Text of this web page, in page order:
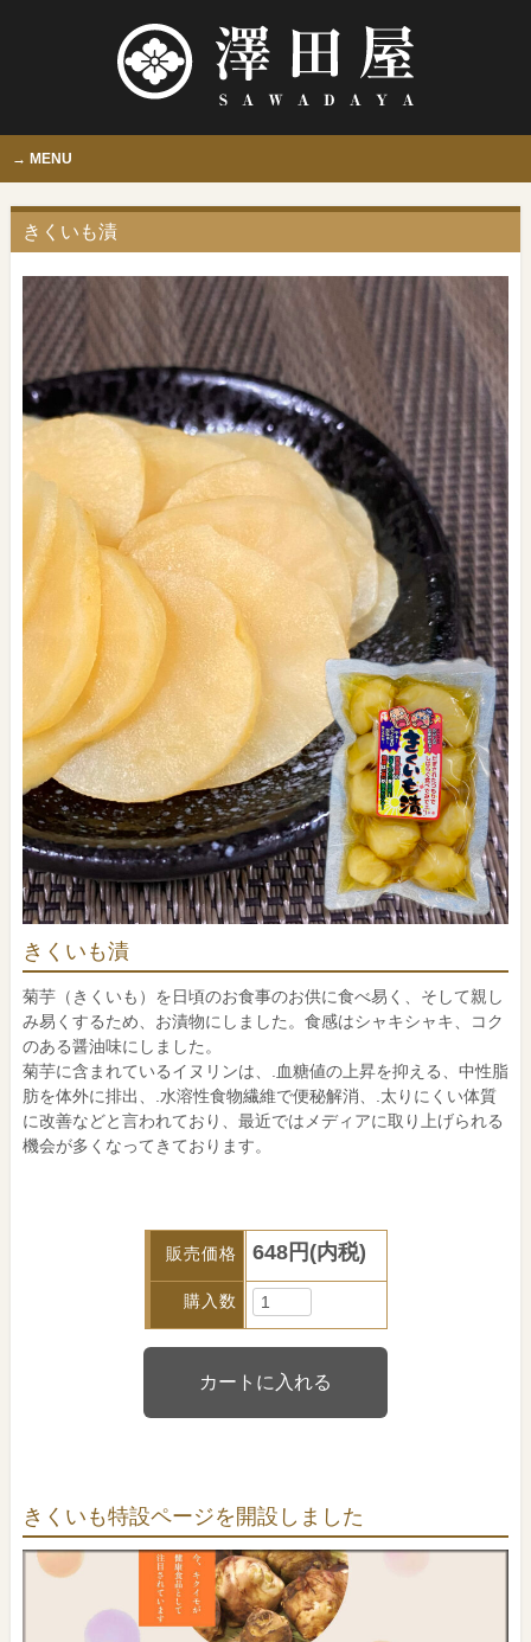
MENU
きくいも漬
きくいも漬
菊芋（きくいも）を日頃のお食事のお供に食べ易く、そして親し
み易くするため、お漬物にしました。食感はシャキシャキ、コク
のある醤油味にしました。
菊芋に含まれているイヌリンは、.血糖値の上昇を抑える、中性脂
肪を体外に排出、.水溶性食物繊維で便秘解消、.太りにくい体質
に改善などと言われており、最近ではメディアに取り上げられる
機会が多くなってきております。
販売価格 648円(内税)
購入数
きくいも特設ページを開設しました